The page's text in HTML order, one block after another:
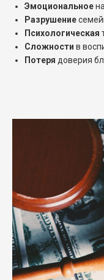
Эмоциональное
Разрушение
Психологическая
Сложности в
Потеря доверия